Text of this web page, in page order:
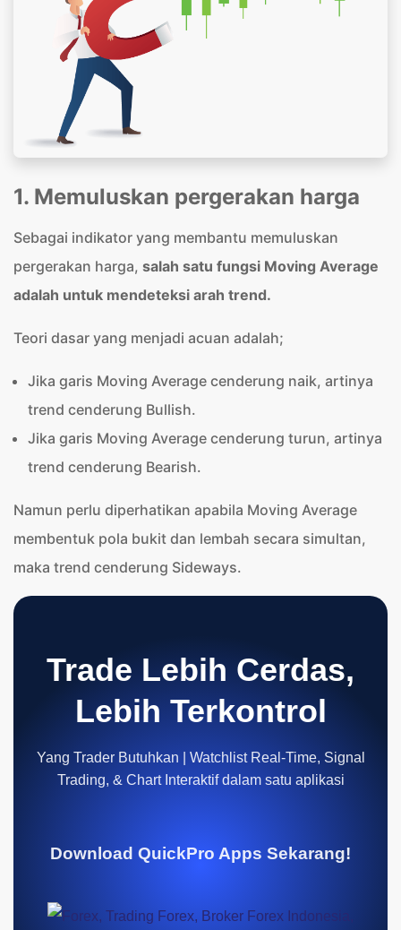
1. Memuluskan pergerakan harga
Sebagai indikator yang membantu memuluskan
pergerakan harga, salah satu fungsi Moving Average
adalah untuk mendeteksi arah trend.
Teori dasar yang menjadi acuan adalah;
Jika garis Moving Average cenderung naik, artinya
trend cenderung Bullish.
Jika garis Moving Average cenderung turun, artinya
trend cenderung Bearish.
Namun perlu diperhatikan apabila Moving Average
membentuk pola bukit dan lembah secara simultan,
maka trend cenderung Sideways.
Trade Lebih Cerdas,
Lebih Terkontrol
Yang Trader Butuhkan | Watchlist Real-Time, Signal
Trading, & Chart Interaktif dalam satu aplikasi
Download QuickPro Apps Sekarang!